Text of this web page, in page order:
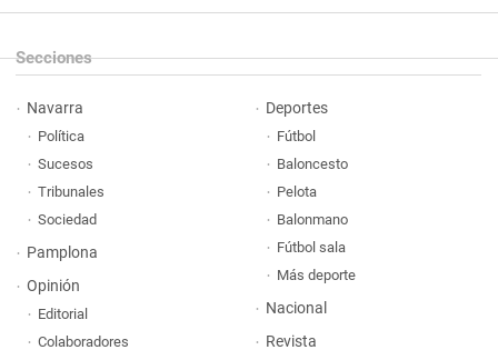
Secciones
Navarra
Política
Sucesos
Tribunales
Sociedad
Pamplona
Opinión
Editorial
Colaboradores
Deportes
Fútbol
Baloncesto
Pelota
Balonmano
Fútbol sala
Más deporte
Nacional
Revista